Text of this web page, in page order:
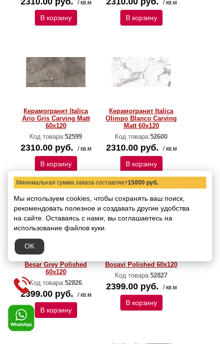
/ кв.м
В корзину
/ кв.м
В корзину
Керамогранит Italica
Ario Gris Carving Matt
60x120
Код товара:52599
2310.00 руб. / кв.м
В корзину
Керамогранит Italica
Olimpo Blanco Carving
Matt 60x120
Код товара:52600
2310.00 руб. / кв.м
В корзину
Besar Grey Polished
60х120
Код товара:52826
2399.00 руб. / кв.м
В корзину
Bosavi Polished 60х120
Код товара:52827
2399.00 руб. / кв.м
В корзину
Минимальная сумма заказа составляет15000 руб.
Мы используем cookies, чтобы сохранять ваш поиск,
рекомендовать полезное и создавать другие удобства
на сайте. Оставаясь с нами, вы соглашаетесь на
использование файлов куки.
OK